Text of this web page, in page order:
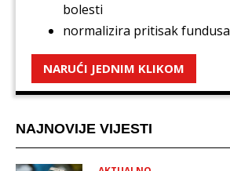
bolesti
normalizira pritisak fundusa
NARUĆI JEDNIM KLIKOM
NAJNOVIJE VIJESTI